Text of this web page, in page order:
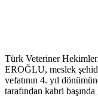
Türk Veteriner
EROĞLU, meslek
vefatının 4. yıl
tarafından kabri